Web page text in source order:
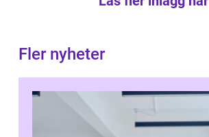
Fler nyheter